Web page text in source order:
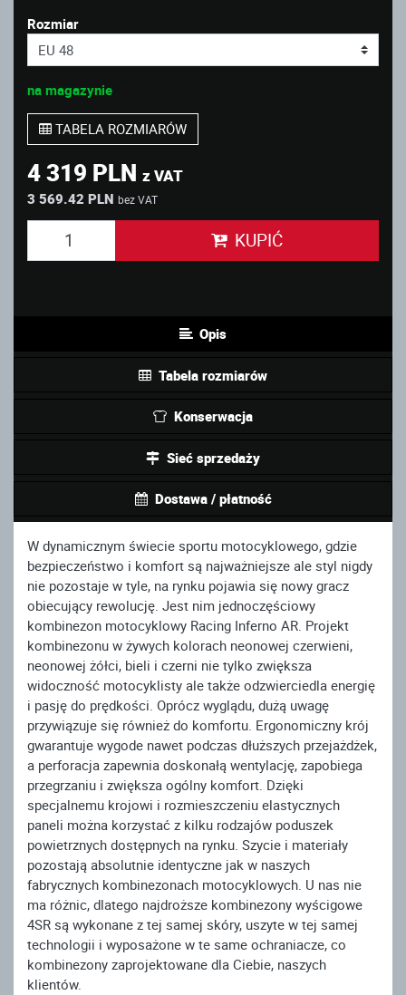
Rozmiar
na magazynie
TABELA ROZMIARÓW
4 319 PLN z VAT
3 569.42 PLN bez VAT
KUPIĆ
Opis
Tabela rozmiarów
Konserwacja
Sieć sprzedaży
Dostawa / płatność
W dynamicznym świecie sportu motocyklowego, gdzie
bezpieczeństwo i komfort są najważniejsze ale styl nigdy
nie pozostaje w tyle, na rynku pojawia się nowy gracz
obiecujący rewolucję. Jest nim jednoczęściowy
kombinezon motocyklowy Racing Inferno AR. Projekt
kombinezonu w żywych kolorach neonowej czerwieni,
neonowej żółci, bieli i czerni nie tylko zwiększa
widoczność motocyklisty ale także odzwierciedla energię
i pasję do prędkości. Oprócz wyglądu, dużą uwagę
przywiązuje się również do komfortu. Ergonomiczny krój
gwarantuje wygode nawet podczas dłuższych przejażdżek,
a perforacja zapewnia doskonałą wentylację, zapobiega
przegrzaniu i zwiększa ogólny komfort. Dzięki
specjalnemu krojowi i rozmieszczeniu elastycznych
paneli można korzystać z kilku rodzajów poduszek
powietrznych dostępnych na rynku. Szycie i materiały
pozostają absolutnie identyczne jak w naszych
fabrycznych kombinezonach motocyklowych. U nas nie
ma różnic, dlatego najdroższe kombinezony wyścigowe
4SR są wykonane z tej samej skóry, uszyte w tej samej
technologii i wyposażone w te same ochraniacze, co
kombinezony zaprojektowane dla Ciebie, naszych
klientów.